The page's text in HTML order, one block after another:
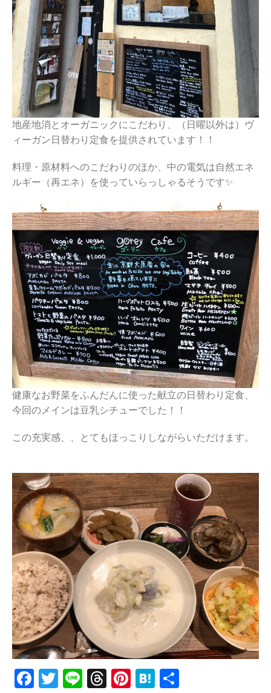
地産地消とオーガニックにこだわり、（日曜以外は）ヴ
ィーガン日替わり定食を提供されています！！
料理・原材料へのこだわりのほか、中の電気は自然エネ
ルギー（再エネ）を使っていらっしゃるそうです✨
健康なお野菜をふんだんに使った献立の日替わり定食、
今回のメインは豆乳シチューでした！！
この充実感、、とてもほっこりしながらいただけます。
Facebook
Twitter
LineThreads
Pinterest
Hatena